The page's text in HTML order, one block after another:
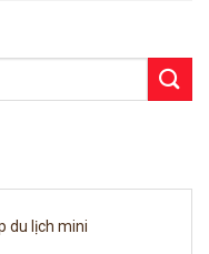
du lịch mini